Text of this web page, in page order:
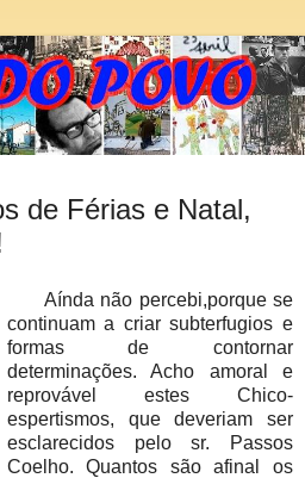
de Férias e Natal,
Aínda não percebi,porque se
continuam a criar subterfugios e
formas de contornar
determinações. Acho amoral e
reprovável estes Chico-
espertismos, que deveriam ser
esclarecidos pelo sr. Passos
Coelho. Quantos são afinal os